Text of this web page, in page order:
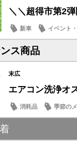
＼＼超得市第2
新車 イベント
ス商品
末広
エアコン洗浄オ
消耗品 季節の
話題の情報